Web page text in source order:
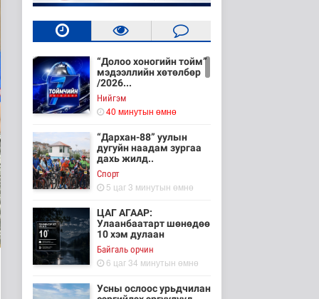
“Долоо хоногийн тойм”
мэдээллийн хөтөлбөр
/2026...
Нийгэм
40 минутын өмнө
“Дархан-88” уулын
дугуйн наадам зургаа
дахь жилд..
Cпорт
5 цаг 3 минутын өмнө
ЦАГ АГААР:
Улаанбаатарт шөнөдөө
10 хэм дулаан
Байгаль орчин
6 цаг 34 минутын өмнө
Усны ослоос урьдчилан